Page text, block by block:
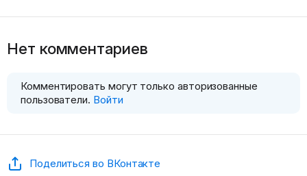
Нет комментариев
Комментировать могут только авторизованные
пользователи. Войти
Поделиться во ВКонтакте